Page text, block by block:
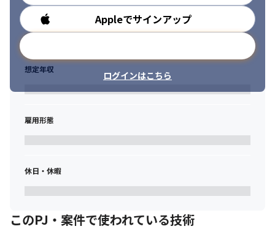
・データサイエンスを活用するプロジェクトへの参画、リードの
ご経験
・下記の開発経験
－ 自然言語処理
－ 画像処理
－ 音声処理
－ その他AI技術/ソリューション
■求める人物像
・チームワークを駆使してプロジェクトを進めたい方
・リーダシップをとり積極的に問題解決していきたい方
・AIに限らず新しいテクノロジーに対する興味関心がある方
Appleでサインアップ
ログインはこちら
勤務時間
想定年収
雇用形態
休日・休暇
このPJ・案件で使われている技術